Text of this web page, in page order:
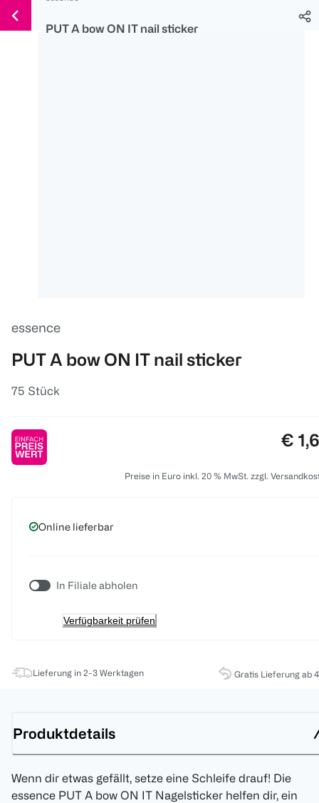
150 Ös
300 Ös
500 Ös
Weiter
zum
PUT A bow ON IT nail sticker
essence
PUT A bow ON IT nail sticker
75 Stück
€
Preise in Euro inkl. 20 % MwSt. zzgl.
Online lieferbar
In Filiale abholen
Verfügbarkeit prüfen
Lieferung in 2-3 Werktagen Gratis Lieferung ab
Produktdetails
Wenn dir etwas gefällt, setze eine Schleife drauf! Die
essence PUT A bow ON IT Nagelsticker helfen dir, ein